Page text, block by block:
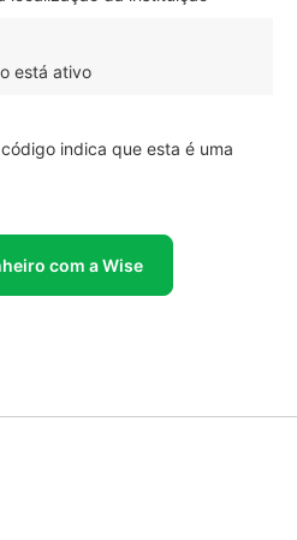
está ativo
indica que esta é uma
com a Wise